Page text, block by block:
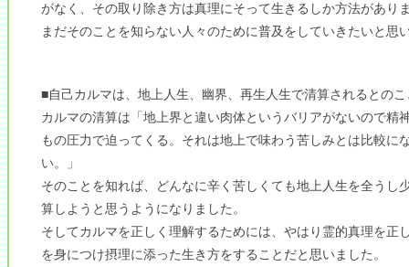
がなく、その取り除き方は真理にそって生きるしか方法があり
まだそのことを知らない人々のために普及をしていきたいと思
■自己カルマは、地上人生、幽界、再生人生で清算されるとの
カルマの清算は「地上界と違い肉体というバリアがないので精
もの圧力で迫ってくる。それは地上で味わう苦しみとは比較に
い。」
そのことを知れば、どんなに辛く苦しくても地上人生を全うし
算しようと思うようになりました。
そしてカルマを正しく理解するためには、やはり霊的真理を正
を身につけ摂理に添った生き方をすることだと思いました。